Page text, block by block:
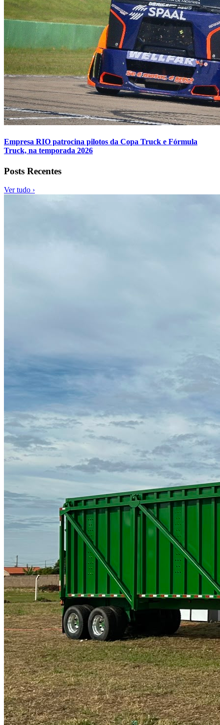
Empresa RIO patrocina pilotos da Copa Truck e Fórmula
Truck, na temporada 2026
Posts Recentes
Ver tudo ›